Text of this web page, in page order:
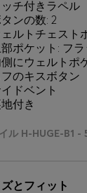
ッチ付きラペル
ンの数: 2
ェルトチェスト
ポケット: フ
にウェルトポ
フのキスボタン
ドベント
付き
ル H-HUGE-B1 -
とフィット